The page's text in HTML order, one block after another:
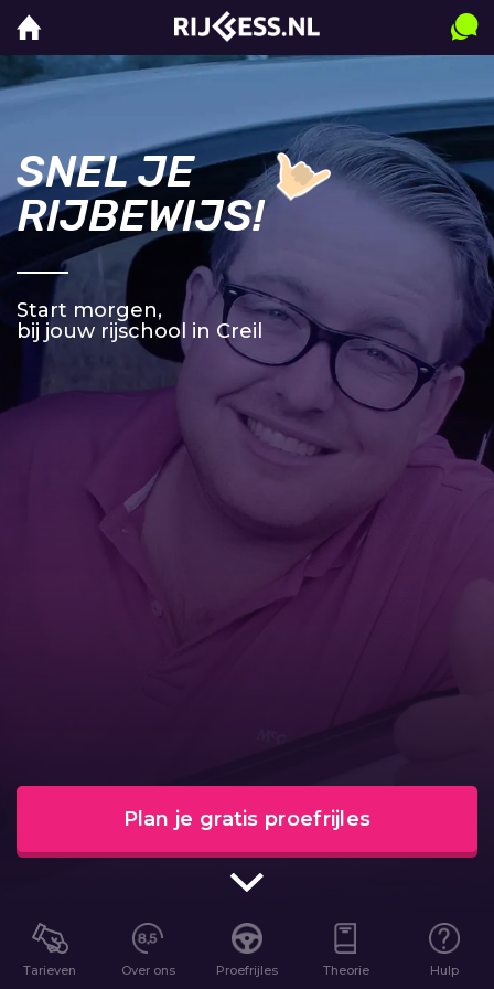
SNEL JE
RIJBEWIJS!
Start morgen,
bij jouw rijschool in Creil
Plan je gratis proefrijles
Tarieven Over ons Proefrijles Theorie Hulp